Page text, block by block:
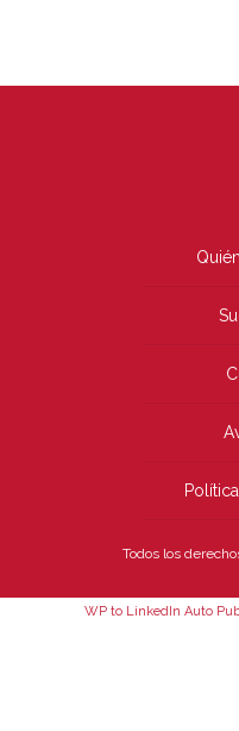
Todos los
WP to LinkedIn Auto